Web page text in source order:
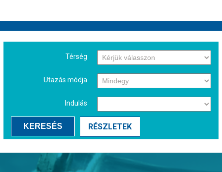
Térség
Utazás módja
Indulás
KERESÉS RÉSZLETEK